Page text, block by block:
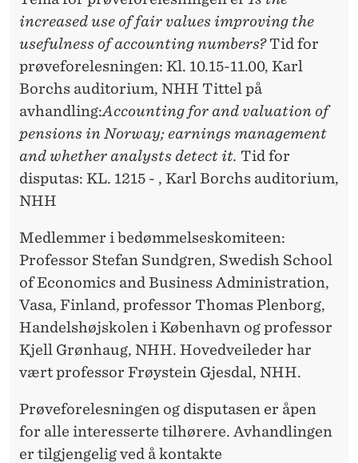
increased use of fair values improving the
usefulness of accounting numbers?Tid for
prøveforelesningen: Kl. 10.15-11.00, Karl
Borchs auditorium, NHH Tittel på
avhandling:Accounting for and valuation of
pensions in Norway; earnings management
and whether analysts detect it. Tid for
disputas: KL. 1215 - , Karl Borchs auditorium,
NHH
Medlemmer i bedømmelseskomiteen:
Professor Stefan Sundgren, Swedish School
of Economics and Business Administration,
Vasa, Finland, professor Thomas Plenborg,
Handelshøjskolen i København og professor
Kjell Grønhaug, NHH. Hovedveileder har
vært professor Frøystein Gjesdal, NHH.
Prøveforelesningen og disputasen er åpen
for alle interesserte tilhørere. Avhandlingen
er tilgjengelig ved å kontakte